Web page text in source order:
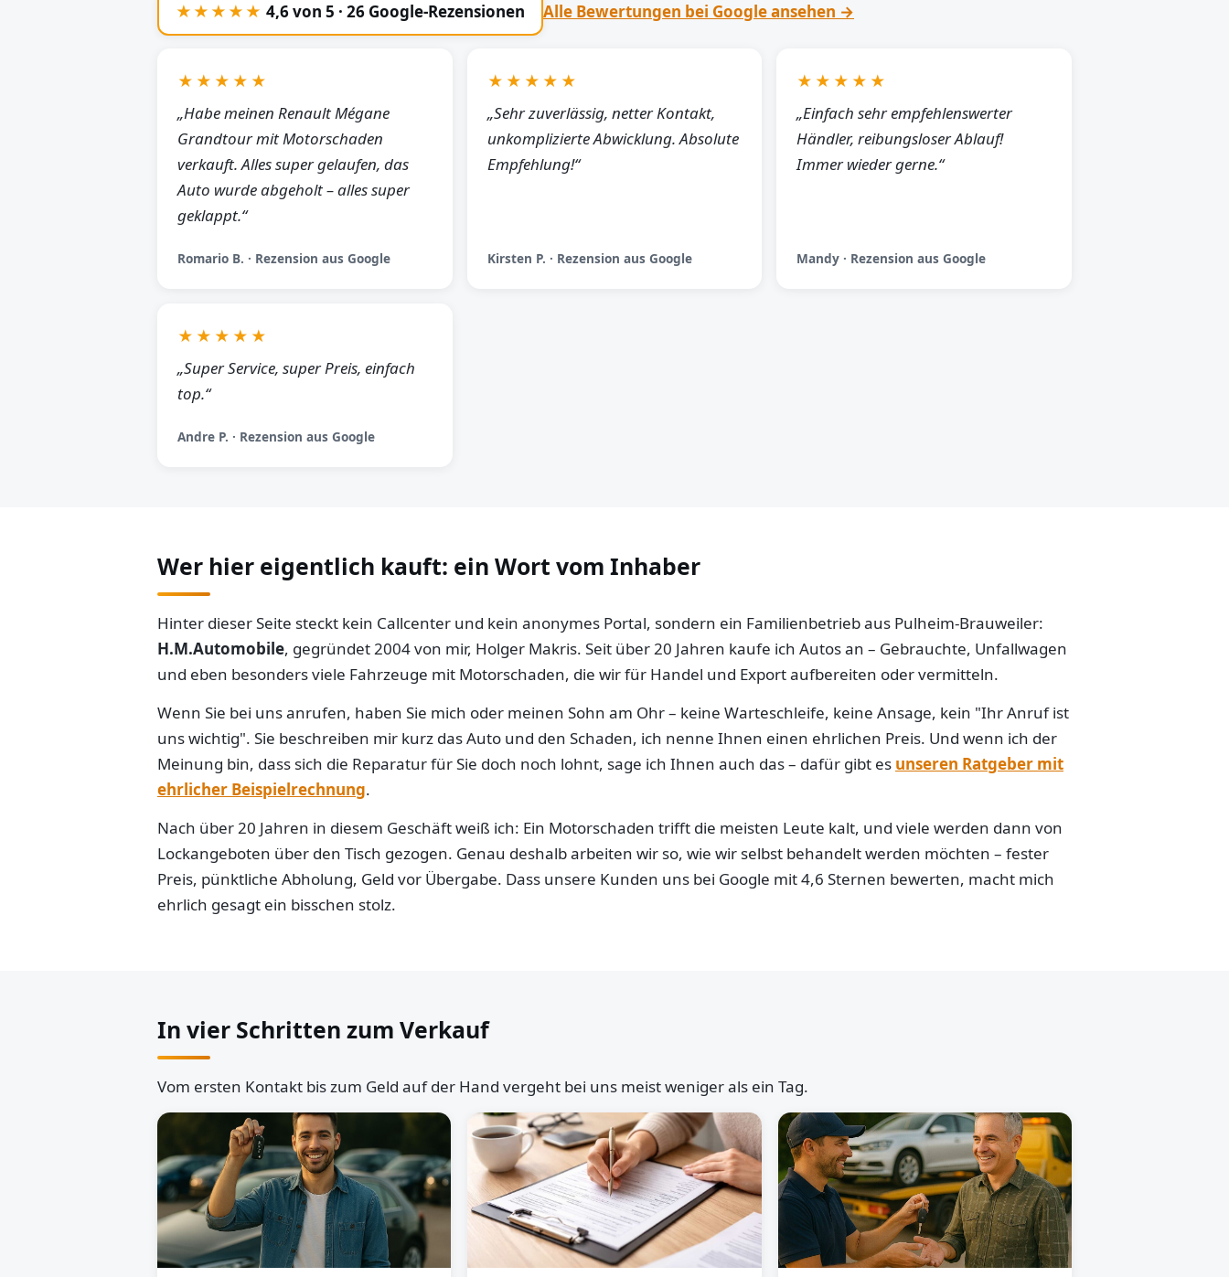
★★★★★ 4,6 von 5 · 26 Google-Rezensionen Alle Bewertungen bei Google ansehen →
★★★★★
„Habe meinen Renault Mégane
Grandtour mit Motorschaden
verkauft. Alles super gelaufen, das
Auto wurde abgeholt – alles super
geklappt.“
Romario B. · Rezension aus Google
★★★★★
„Sehr zuverlässig, netter Kontakt,
unkomplizierte Abwicklung. Absolute
Empfehlung!“
Kirsten P. · Rezension aus Google
★★★★★
„Einfach sehr empfehlenswerter
Händler, reibungsloser Ablauf!
Immer wieder gerne.“
Mandy · Rezension aus Google
★★★★★
„Super Service, super Preis, einfach
top.“
Andre P. · Rezension aus Google
Wer hier eigentlich kauft: ein Wort vom Inhaber
Hinter dieser Seite steckt kein Callcenter und kein anonymes Portal, sondern ein Familienbetrieb aus Pulheim-Brauweiler:
H.M.Automobile, gegründet 2004 von mir, Holger Makris. Seit über 20 Jahren kaufe ich Autos an – Gebrauchte, Unfallwagen
und eben besonders viele Fahrzeuge mit Motorschaden, die wir für Handel und Export aufbereiten oder vermitteln.
Wenn Sie bei uns anrufen, haben Sie mich oder meinen Sohn am Ohr – keine Warteschleife, keine Ansage, kein "Ihr Anruf ist
uns wichtig". Sie beschreiben mir kurz das Auto und den Schaden, ich nenne Ihnen einen ehrlichen Preis. Und wenn ich der
Meinung bin, dass sich die Reparatur für Sie doch noch lohnt, sage ich Ihnen auch das – dafür gibt es unseren Ratgeber mit
ehrlicher Beispielrechnung.
Nach über 20 Jahren in diesem Geschäft weiß ich: Ein Motorschaden trifft die meisten Leute kalt, und viele werden dann von
Lockangeboten über den Tisch gezogen. Genau deshalb arbeiten wir so, wie wir selbst behandelt werden möchten – fester
Preis, pünktliche Abholung, Geld vor Übergabe. Dass unsere Kunden uns bei Google mit 4,6 Sternen bewerten, macht mich
ehrlich gesagt ein bisschen stolz.
In vier Schritten zum Verkauf
Vom ersten Kontakt bis zum Geld auf der Hand vergeht bei uns meist weniger als ein Tag.